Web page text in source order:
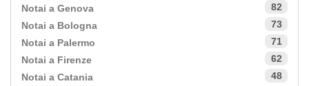
Notai a Genova
82
Notai a Bologna
73
Notai a Palermo
71
Notai a Firenze
62
Notai a Catania
48